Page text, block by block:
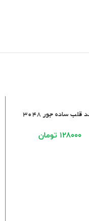
قلب ساده جور 3048
۱۲۸۰۰۰ تومان